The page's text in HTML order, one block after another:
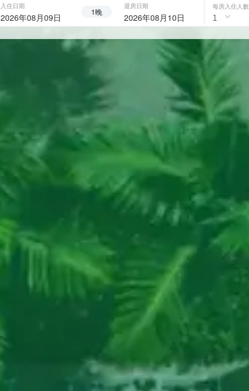
入住日期
2026年08月09日 1晚
退房日期
2026年08月10日
每房入住人數